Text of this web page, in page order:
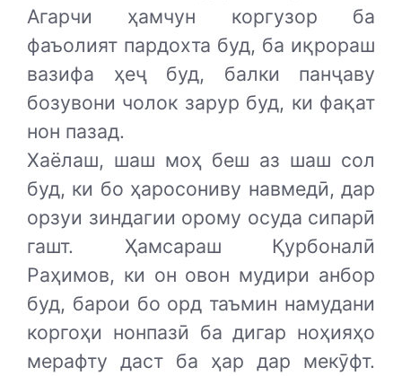
Агарчи ҳамчун коргузор ба
фаъолият пардохта буд, ба иқрораш
вазифа ҳеҷ буд, балки панҷаву
бозувони чолок зарур буд, ки фақат
нон пазад.
Хаёлаш, шаш моҳ беш аз шаш сол
буд, ки бо ҳаросониву навмедӣ, дар
орзуи зиндагии орому осуда сипарӣ
гашт. Ҳамсараш Қурбоналӣ
Раҳимов, ки он овон мудири анбор
буд, барои бо орд таъмин намудани
коргоҳи нонпазӣ ба дигар ноҳияҳо
мерафту даст ба ҳар дар мекӯфт.